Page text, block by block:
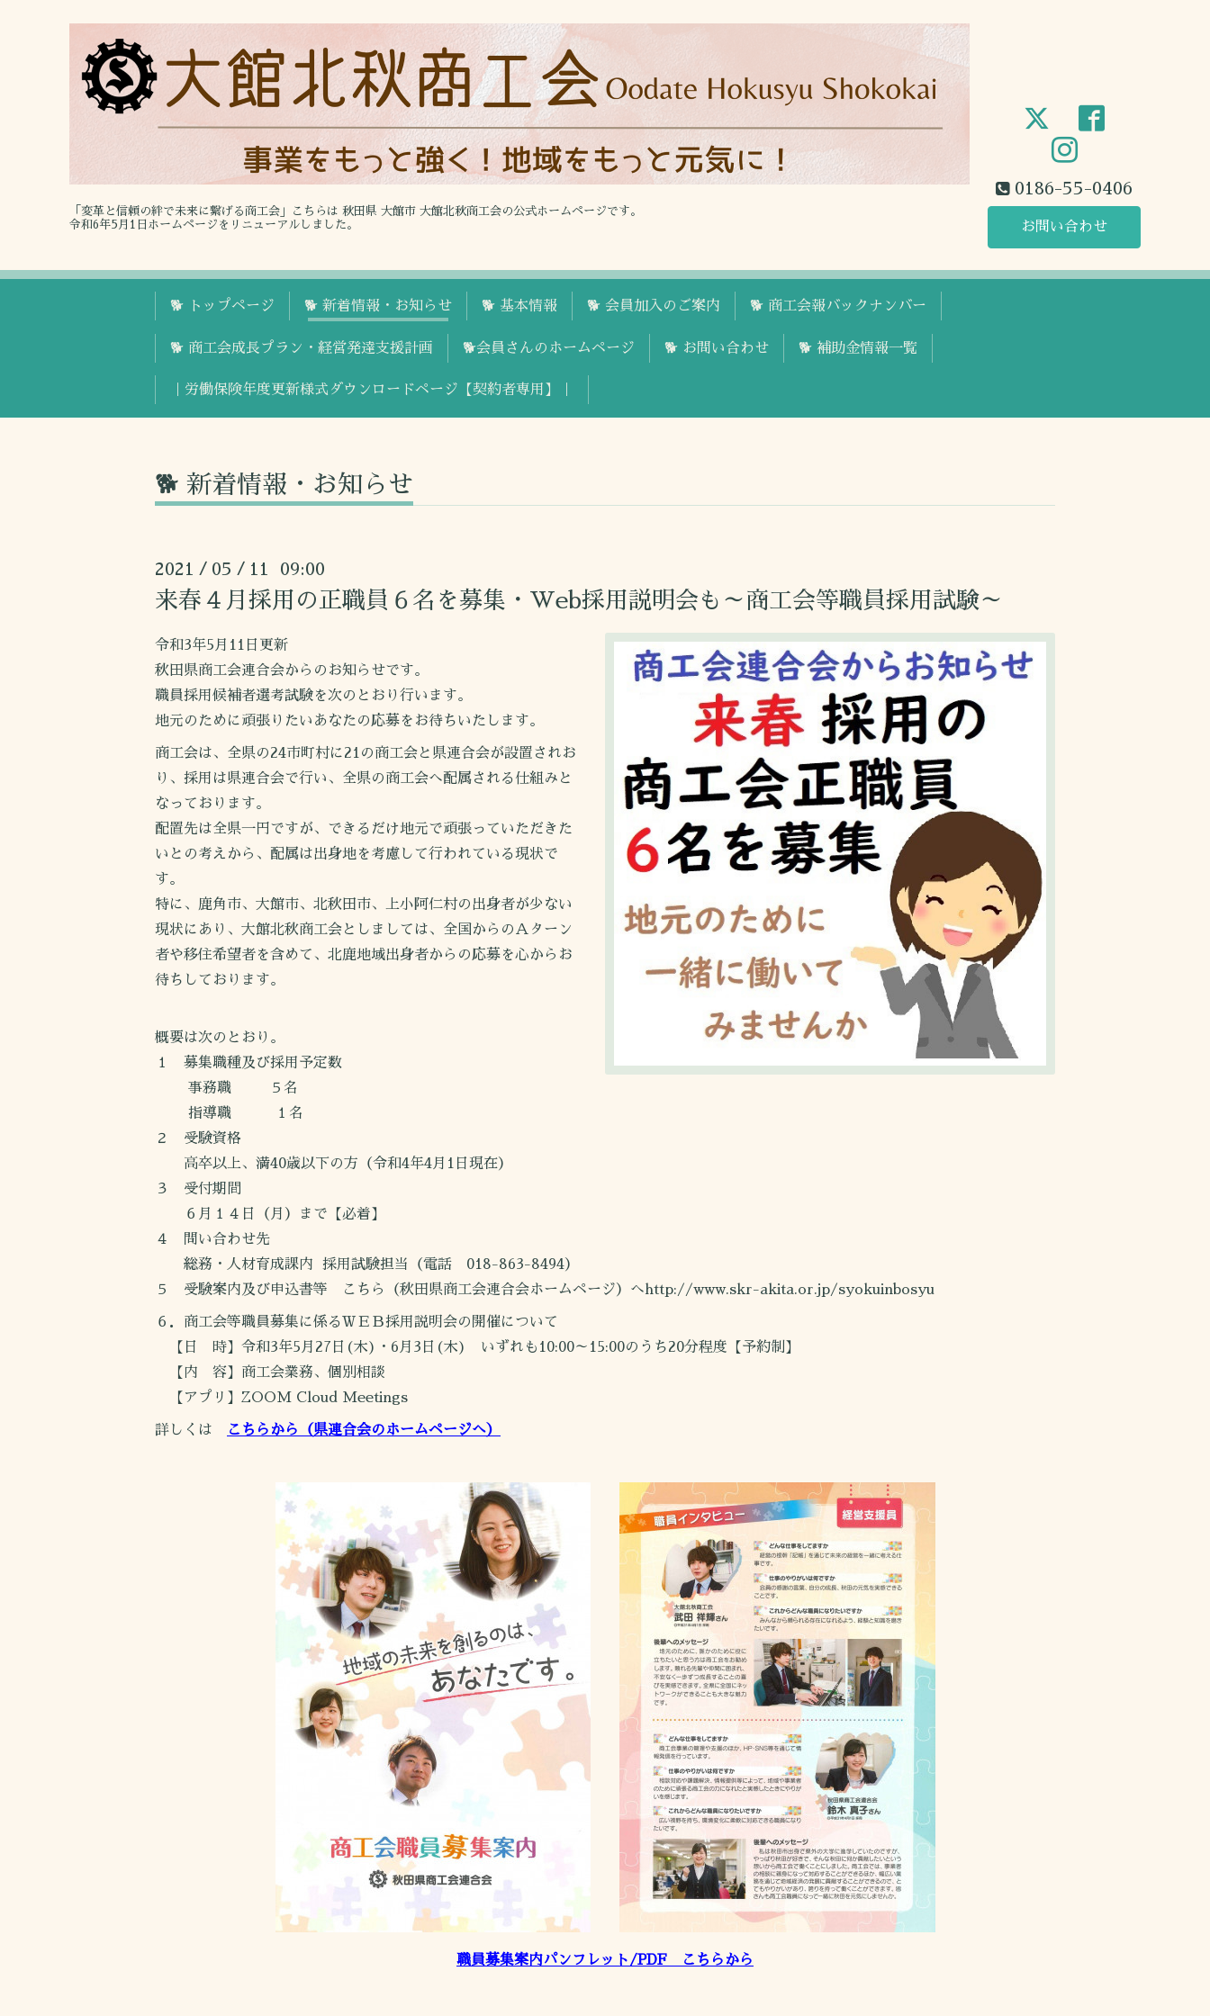
「変革と信頼の絆で未来に繋げる商工会」こちらは 秋田県 大館市 大館北秋商工会の公式ホームページです。
令和6年5月1日ホームページをリニューアルしました。
0186-55-0406
お問い合わせ
🐕 トップページ 🐕 新着情報・お知らせ 🐕 基本情報 🐕 会員加入のご案内 🐕 商工会報バックナンバー
🐕 商工会成長プラン・経営発達支援計画 🐕会員さんのホームページ 🐕 お問い合わせ 🐕 補助金情報一覧
｜労働保険年度更新様式ダウンロードページ【契約者専用】｜
🐕 新着情報・お知らせ
2021 / 05 / 11 09:00
来春４月採用の正職員６名を募集・Web採用説明会も～商工会等職員採用試験～
令和3年5月11日更新
秋田県商工会連合会からのお知らせです。
職員採用候補者選考試験を次のとおり行います。
地元のために頑張りたいあなたの応募をお待ちいたします。
商工会は、全県の24市町村に21の商工会と県連合会が設置されお
り、採用は県連合会で行い、全県の商工会へ配属される仕組みと
なっております。
配置先は全県一円ですが、できるだけ地元で頑張っていただきた
いとの考えから、配属は出身地を考慮して行われている現状で
す。
特に、鹿角市、大館市、北秋田市、上小阿仁村の出身者が少ない
現状にあり、大館北秋商工会としましては、全国からのＡターン
者や移住希望者を含めて、北鹿地域出身者からの応募を心からお
待ちしております。
概要は次のとおり。
１ 募集職種及び採用予定数
事務職 ５名
指導職 １名
２ 受験資格
高卒以上、満40歳以下の方（令和4年4月1日現在）
３ 受付期間
６月１４日（月）まで【必着】
４ 問い合わせ先
総務・人材育成課内 採用試験担当（電話 018-863-8494）
５ 受験案内及び申込書等 こちら（秋田県商工会連合会ホームページ）へhttp://www.skr-akita.or.jp/syokuinbosyu
６．商工会等職員募集に係るＷＥＢ採用説明会の開催について
【日 時】令和3年5月27日(木)・6月3日(木) いずれも10:00～15:00のうち20分程度【予約制】
【内 容】商工会業務、個別相談
【アプリ】ZOOM Cloud Meetings
詳しくは こちらから（県連合会のホームページへ）
職員募集案内パンフレット/PDF こちらから